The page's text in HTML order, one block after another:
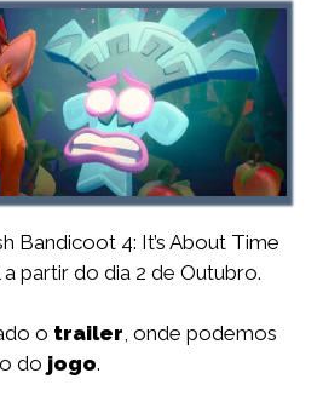
Bandicoot 4: It’s About Time
partir do dia 2 de Outubro.
o trailer, onde podemos
do jogo.